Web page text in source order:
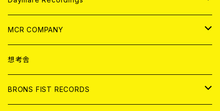
ANALOG
CD
ANALOG
MCR COMPANY
CD
アパレル
想考舎
BRONS FIST RECORDS